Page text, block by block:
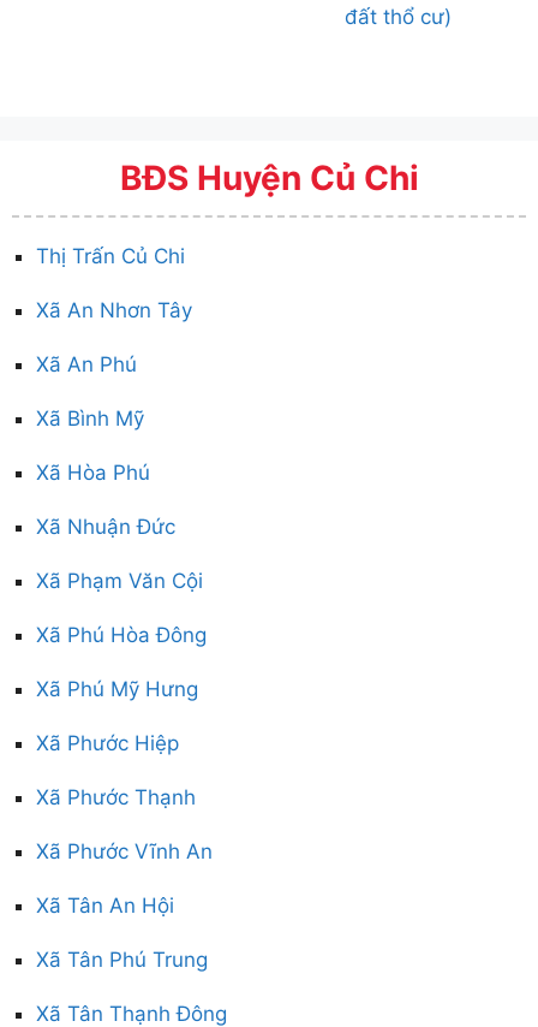
đất thổ cư)
BĐS Huyện Củ Chi
Thị Trấn Củ Chi
Xã An Nhơn Tây
Xã An Phú
Xã Bình Mỹ
Xã Hòa Phú
Xã Nhuận Đức
Xã Phạm Văn Cội
Xã Phú Hòa Đông
Xã Phú Mỹ Hưng
Xã Phước Hiệp
Xã Phước Thạnh
Xã Phước Vĩnh An
Xã Tân An Hội
Xã Tân Phú Trung
Xã Tân Thạnh Đông